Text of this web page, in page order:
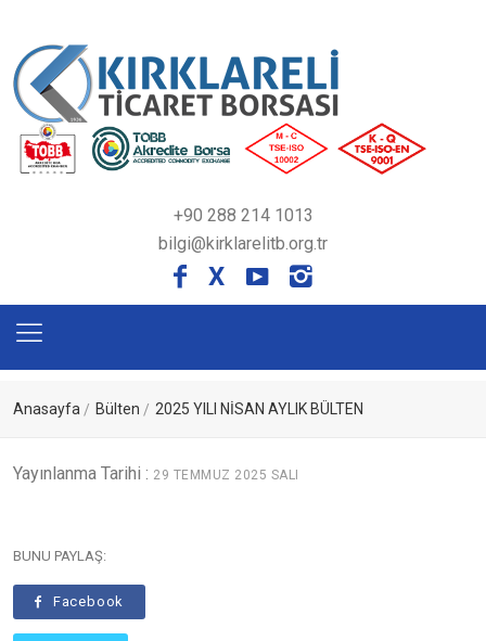
+90 288 214 1013
bilgi@kirklarelitb.org.tr
X
Anasayfa Bülten 2025 YILI NİSAN AYLIK BÜLTEN
Yayınlanma Tarihi : 29 TEMMUZ 2025 SALI
BUNU PAYLAŞ:
Facebook